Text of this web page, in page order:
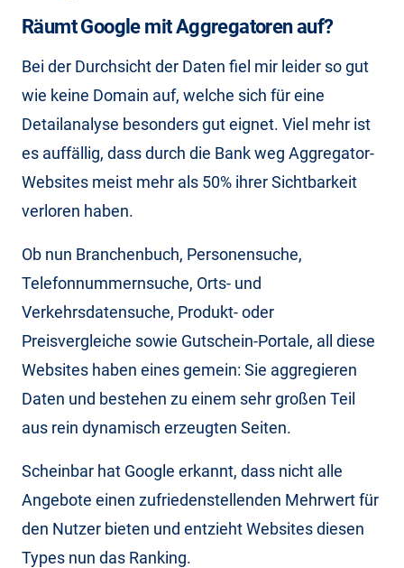
Räumt Google mit Aggregatoren auf?
Bei der Durchsicht der Daten fiel mir leider so gut
wie keine Domain auf, welche sich für eine
Detailanalyse besonders gut eignet. Viel mehr ist
es auffällig, dass durch die Bank weg Aggregator-
Websites meist mehr als 50% ihrer Sichtbarkeit
verloren haben.
Ob nun Branchenbuch, Personensuche,
Telefonnummernsuche, Orts- und
Verkehrsdatensuche, Produkt- oder
Preisvergleiche sowie Gutschein-Portale, all diese
Websites haben eines gemein: Sie aggregieren
Daten und bestehen zu einem sehr großen Teil
aus rein dynamisch erzeugten Seiten.
Scheinbar hat Google erkannt, dass nicht alle
Angebote einen zufriedenstellenden Mehrwert für
den Nutzer bieten und entzieht Websites diesen
Types nun das Ranking.